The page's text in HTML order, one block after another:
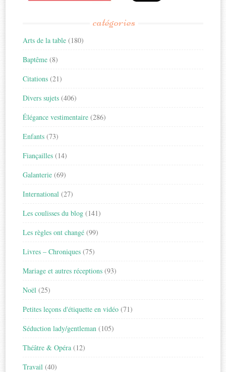
catégories
Arts de la table (180)
Baptême (8)
Citations (21)
Divers sujets (406)
Élégance vestimentaire (286)
Enfants (73)
Fiançailles (14)
Galanterie (69)
International (27)
Les coulisses du blog (141)
Les règles ont changé (99)
Livres – Chroniques (75)
Mariage et autres réceptions (93)
Noël (25)
Petites leçons d'étiquette en vidéo (71)
Séduction lady/gentleman (105)
Théâtre & Opéra (12)
Travail (40)